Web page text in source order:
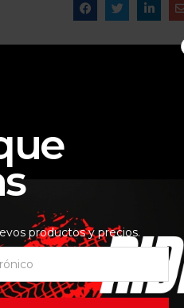
productos y precios.